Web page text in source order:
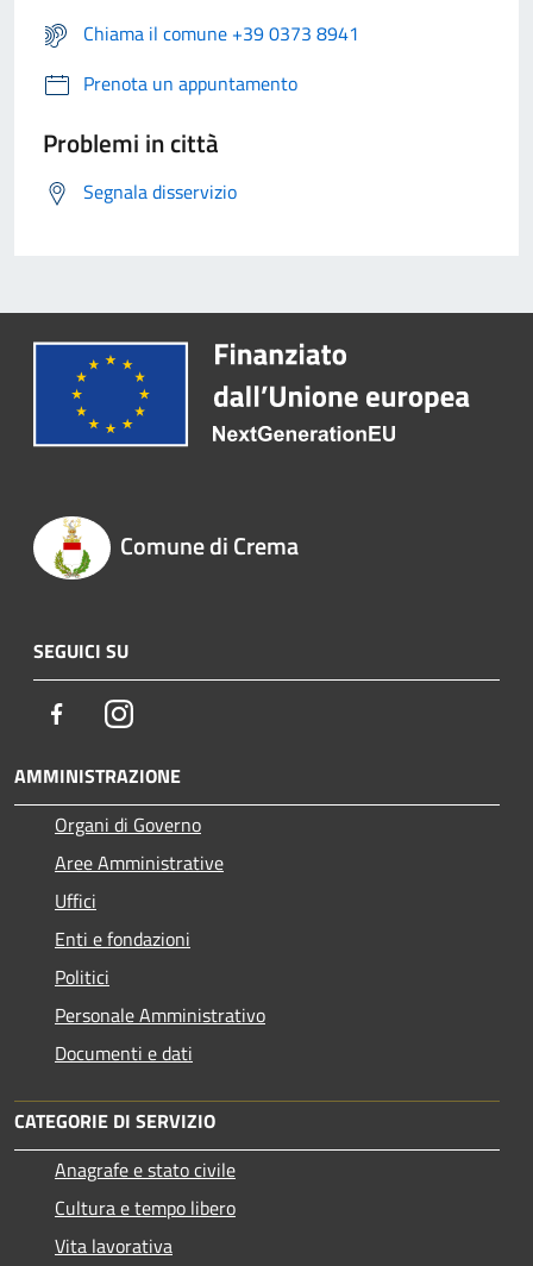
Chiama il comune +39 0373 8941
Prenota un appuntamento
Problemi in città
Segnala disservizio
Comune di Crema
SEGUICI SU
FacebookInstagram
AMMINISTRAZIONE
Organi di Governo
Aree Amministrative
Uffici
Enti e fondazioni
Politici
Personale Amministrativo
Documenti e dati
CATEGORIE DI SERVIZIO
Anagrafe e stato civile
Cultura e tempo libero
Vita lavorativa